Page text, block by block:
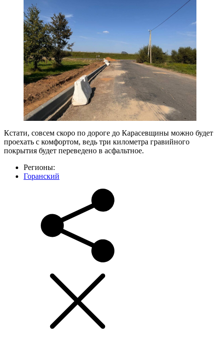
Кстати, совсем скоро по дороге до Карасевщины можно будет
проехать с комфортом, ведь три километра гравийного
покрытия будет переведено в асфальтное.
Регионы:
Горанский